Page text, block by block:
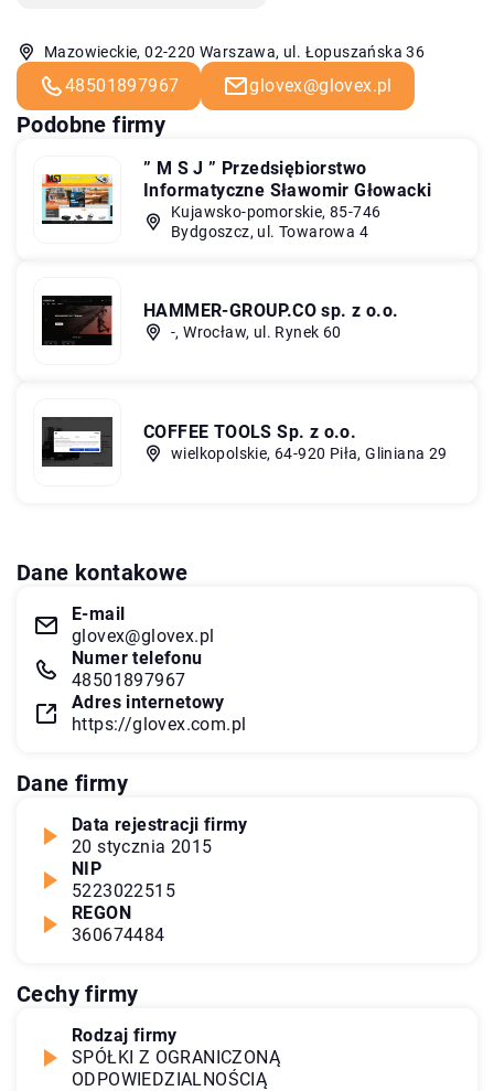
Mazowieckie, 02-220 Warszawa, ul. Łopuszańska 36
48501897967 glovex@glovex.pl
Podobne firmy
” M S J ” Przedsiębiorstwo
Informatyczne Sławomir Głowacki
Kujawsko-pomorskie, 85-746
Bydgoszcz, ul. Towarowa 4
HAMMER-GROUP.CO sp. z o.o.
-, Wrocław, ul. Rynek 60
COFFEE TOOLS Sp. z o.o.
wielkopolskie, 64-920 Piła, Gliniana 29
Dane kontakowe
E-mail
glovex@glovex.pl
Numer telefonu
48501897967
Adres internetowy
https://glovex.com.pl
Dane firmy
Data rejestracji firmy
20 stycznia 2015
NIP
5223022515
REGON
360674484
Cechy firmy
Rodzaj firmy
SPÓŁKI Z OGRANICZONĄ
ODPOWIEDZIALNOŚCIĄ